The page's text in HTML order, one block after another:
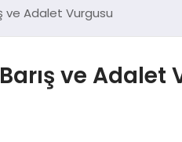
ve Adalet Vurgusu
ve Adalet